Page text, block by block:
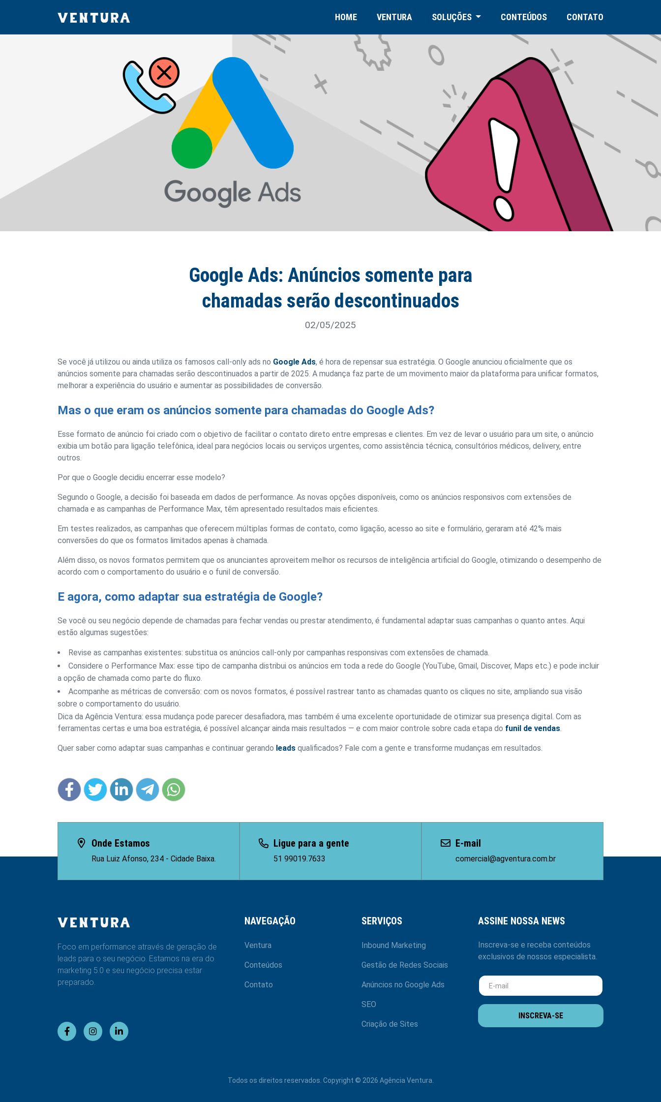
HOME VENTURA SOLUÇÕES CONTEÚDOS CONTATO
Google Ads: Anúncios somente para
chamadas serão descontinuados
02/05/2025
Se você já utilizou ou ainda utiliza os famosos call-only ads no Google Ads, é hora de repensar sua estratégia. O Google anunciou oficialmente que os
anúncios somente para chamadas serão descontinuados a partir de 2025. A mudança faz parte de um movimento maior da plataforma para unificar formatos,
melhorar a experiência do usuário e aumentar as possibilidades de conversão.
Mas o que eram os anúncios somente para chamadas do Google Ads?
Esse formato de anúncio foi criado com o objetivo de facilitar o contato direto entre empresas e clientes. Em vez de levar o usuário para um site, o anúncio
exibia um botão para ligação telefônica, ideal para negócios locais ou serviços urgentes, como assistência técnica, consultórios médicos, delivery, entre
outros.
Por que o Google decidiu encerrar esse modelo?
Segundo o Google, a decisão foi baseada em dados de performance. As novas opções disponíveis, como os anúncios responsivos com extensões de
chamada e as campanhas de Performance Max, têm apresentado resultados mais eficientes.
Em testes realizados, as campanhas que oferecem múltiplas formas de contato, como ligação, acesso ao site e formulário, geraram até 42% mais
conversões do que os formatos limitados apenas à chamada.
Além disso, os novos formatos permitem que os anunciantes aproveitem melhor os recursos de inteligência artificial do Google, otimizando o desempenho de
acordo com o comportamento do usuário e o funil de conversão.
E agora, como adaptar sua estratégia de Google?
Se você ou seu negócio depende de chamadas para fechar vendas ou prestar atendimento, é fundamental adaptar suas campanhas o quanto antes. Aqui
estão algumas sugestões:
Revise as campanhas existentes: substitua os anúncios call-only por campanhas responsivas com extensões de chamada.
Considere o Performance Max: esse tipo de campanha distribui os anúncios em toda a rede do Google (YouTube, Gmail, Discover, Maps etc.) e pode incluir
a opção de chamada como parte do fluxo.
Acompanhe as métricas de conversão: com os novos formatos, é possível rastrear tanto as chamadas quanto os cliques no site, ampliando sua visão
sobre o comportamento do usuário.
Dica da Agência Ventura: essa mudança pode parecer desafiadora, mas também é uma excelente oportunidade de otimizar sua presença digital. Com as
ferramentas certas e uma boa estratégia, é possível alcançar ainda mais resultados — e com maior controle sobre cada etapa do funil de vendas.
Quer saber como adaptar suas campanhas e continuar gerando leads qualificados? Fale com a gente e transforme mudanças em resultados.
Onde Estamos
Rua Luiz Afonso, 234 - Cidade Baixa.
Ligue para a gente
51 99019.7633
E-mail
comercial@agventura.com.br
Foco em performance através de geração de
leads para o seu negócio. Estamos na era do
marketing 5.0 e seu negócio precisa estar
preparado.
NAVEGAÇÃO
Ventura
Conteúdos
Contato
SERVIÇOS
Inbound Marketing
Gestão de Redes Sociais
Anúncios no Google Ads
SEO
Criação de Sites
ASSINE NOSSA NEWS
Inscreva-se e receba conteúdos
exclusivos de nossos especialista.
INSCREVA-SE
Todos os direitos reservados. Copyright © 2026 Agência Ventura.